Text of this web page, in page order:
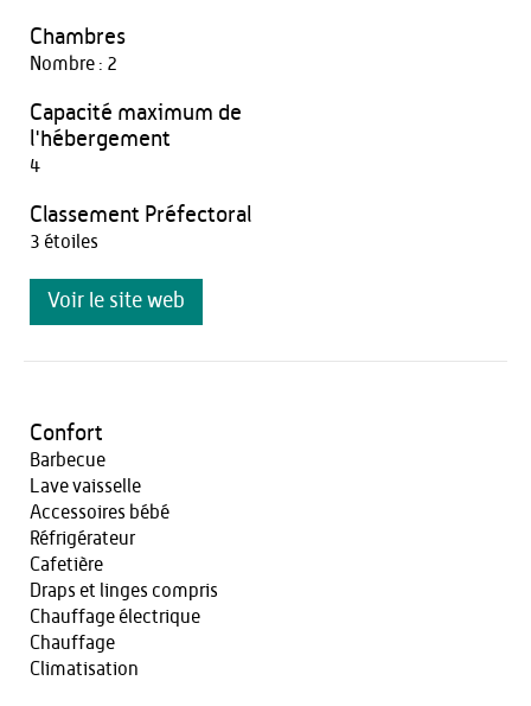
Chambres
Nombre : 2
Capacité maximum de
l'hébergement
4
Classement Préfectoral
3 étoiles
Voir le site web
Confort
Barbecue
Lave vaisselle
Accessoires bébé
Réfrigérateur
Cafetière
Draps et linges compris
Chauffage électrique
Chauffage
Climatisation